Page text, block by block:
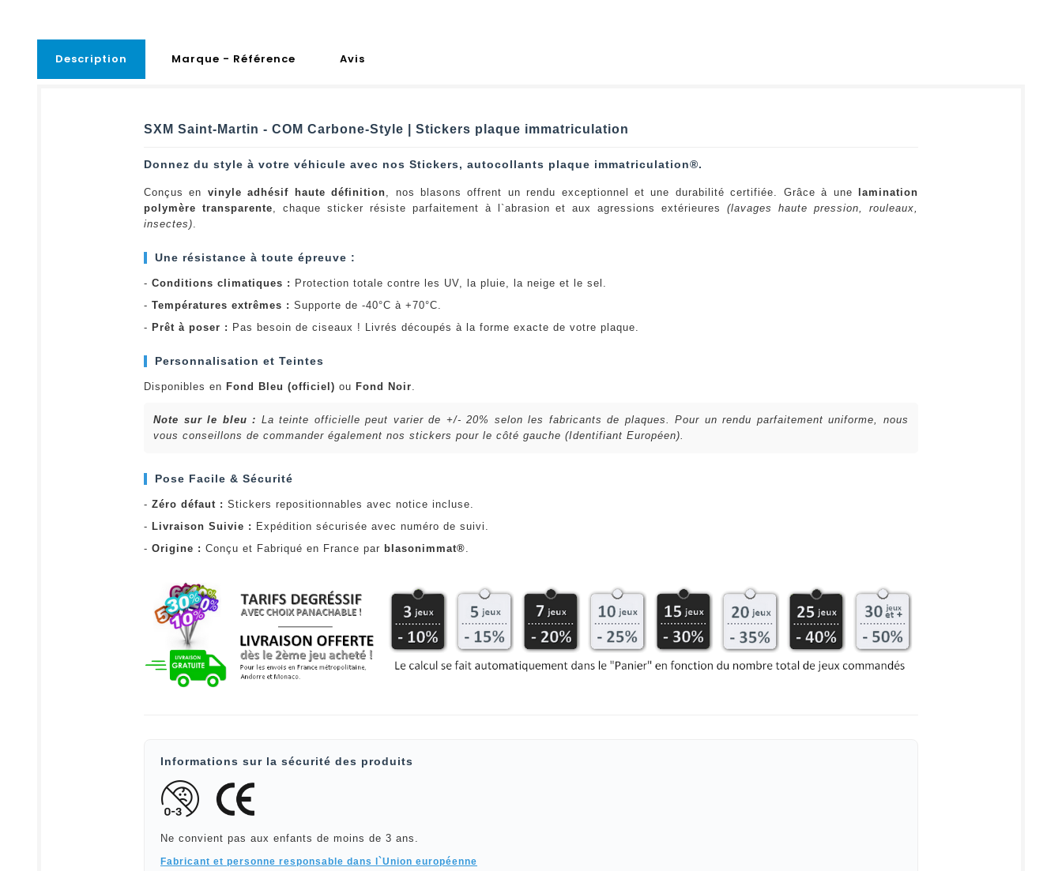
Description Marque - Référence Avis
SXM Saint-Martin - COM Carbone-Style | Stickers plaque immatriculation
Donnez du style à votre véhicule avec nos Stickers, autocollants plaque immatriculation®.
Conçus en vinyle adhésif haute définition , nos blasons offrent un rendu exceptionnel et une durabilité certifiée. Grâce à une
lamination
polymère transparente , chaque sticker résiste parfaitement à l`abrasion et aux agressions extérieures(lavages haute pression, rouleaux,
insectes)
Une résistance à toute épreuve :
- Conditions climatiques : Protection totale contre les UV, la pluie, la neige et le sel.
- Températures extrêmes : Supporte de -40°C à +70°C.
- Prêt à poser : Pas besoin de ciseaux ! Livrés découpés à la forme exacte de votre plaque.
Personnalisation et Teintes
Disponibles en Fond Bleu (officiel) ou Fond Noir
Note sur le bleu : La teinte officielle peut varier de +/- 20% selon les fabricants de plaques. Pour un rendu parfaitement uniforme, nous
vous conseillons de commander également nos stickers pour le côté gauche (Identifiant Européen).
Pose Facile & Sécurité
- Zéro défaut : Stickers repositionnables avec notice incluse.
- Livraison Suivie : Expédition sécurisée avec numéro de suivi.
- Origine : Conçu et Fabriqué en France par blasonimmat®
Informations sur la sécurité des produits
Ne convient pas aux enfants de moins de 3 ans.
Fabricant et personne responsable dans l`Union européenne